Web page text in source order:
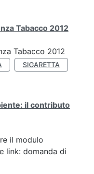
Tabacco 2012
Tabacco 2012
SIGARETTA
il contributo
il modulo
link: domanda di